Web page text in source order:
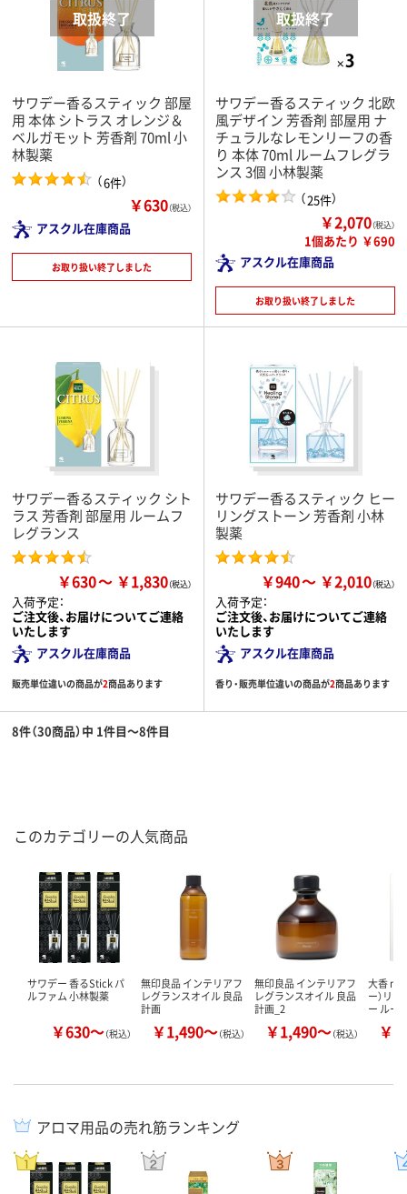
サワデー香るスティック 部屋
用 本体 シトラス オレンジ＆
ベルガモット 芳香剤 70ml 小
林製薬
（6件）
￥630（税込）
アスクル在庫商品
お取り扱い終了しました
サワデー香るスティック 北欧
風デザイン 芳香剤 部屋用 ナ
チュラルなレモンリーフの香
り 本体 70ml ルームフレグラ
ンス 3個 小林製薬
（25件）
￥2,070（税込）
1個あたり ￥690
アスクル在庫商品
お取り扱い終了しました
サワデー香るスティック シト
ラス 芳香剤 部屋用 ルームフ
レグランス
￥630 ￥1,830
入荷予定：
ご注文後、お届けについてご連絡
いたします
アスクル在庫商品
販売単位違いの商品が2商品あります
サワデー香るスティック ヒー
リングストーン 芳香剤 小林
製薬
￥940 ￥2,010
入荷予定：
ご注文後、お届けについてご連絡
いたします
アスクル在庫商品
香り・販売単位違いの商品が2商品あります
8件（30商品）中 1件目～8件目
このカテゴリーの人気商品
サワデー 香るStick パ
ルファム 小林製薬
￥630～（税込）
無印良品 インテリアフ
レグランスオイル 良品
計画
￥1,490～（税込）
無印良品 インテリアフ
レグランスオイル 良品
計画_2
￥1,490～（税込）
大香
ー）リ
ー ルー
￥
アロマ用品の売れ筋ランキング